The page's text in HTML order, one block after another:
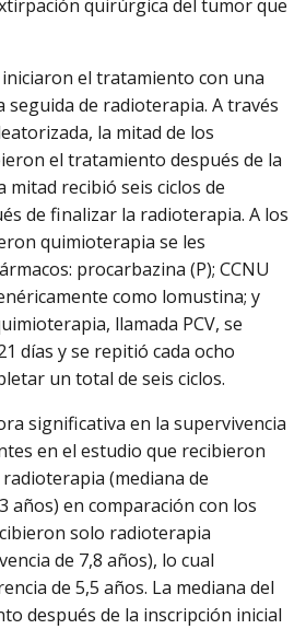
quirúrgica del tumor que
el tratamiento con una
de radioterapia. A través
la mitad de los
el tratamiento después de la
recibió seis ciclos de
de finalizar la radioterapia. A los
quimioterapia se les
procarbazina (P); CCNU
como lomustina; y
llamada PCV, se
días y se repitió cada ocho
un total de seis ciclos.
significativa en la supervivencia
en el estudio que recibieron
(mediana de
años) en comparación con los
solo radioterapia
de 7,8 años), lo cual
de 5,5 años. La mediana del
después de la inscripción inicial